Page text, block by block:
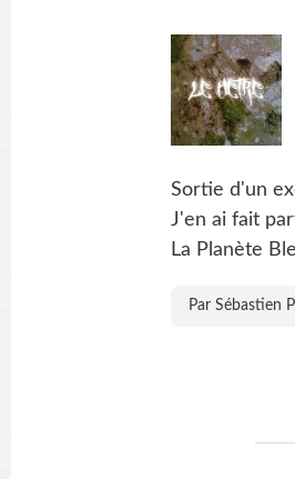
Sortie d'un
J'en ai fait
La Planète
Par Sébastien